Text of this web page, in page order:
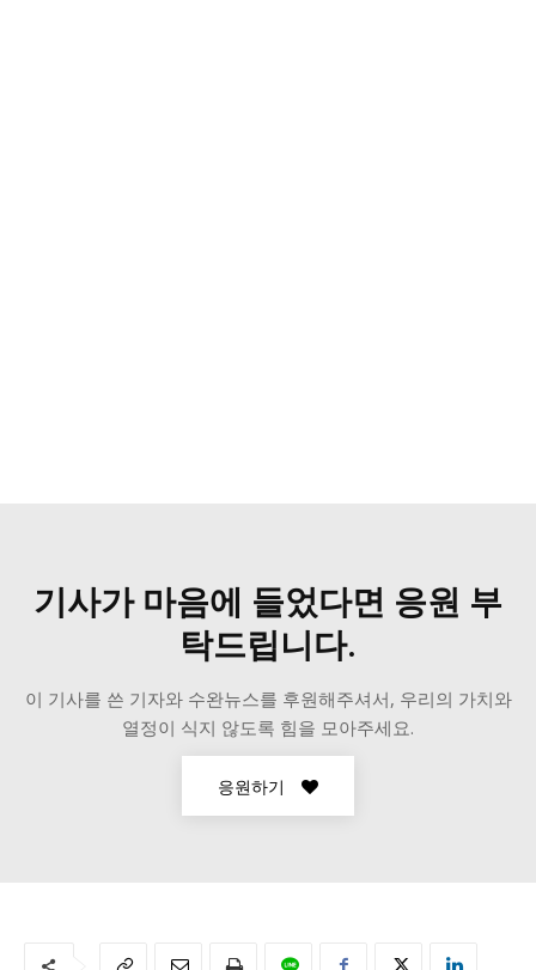
기사가 마음에 들었다면 응원 부
탁드립니다.
이 기사를 쓴 기자와 수완뉴스를 후원해주셔서, 우리의 가치와
열정이 식지 않도록 힘을 모아주세요.
응원하기